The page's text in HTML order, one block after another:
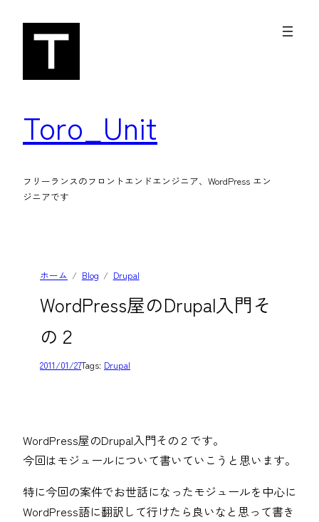
Toro_Unit
フリーランスのフロントエンドエンジニア、WordPress エン
ジニアです
ホーム Blog Drupal
WordPress屋のDrupal入門そ
の２
2011/01/27Tags: Drupal
WordPress屋のDrupal入門その２です。
今回はモジュールについて書いていこうと思います。
特に今回の案件でお世話になったモジュールを中心に
WordPress語に翻訳して行けたら良いなと思って書き